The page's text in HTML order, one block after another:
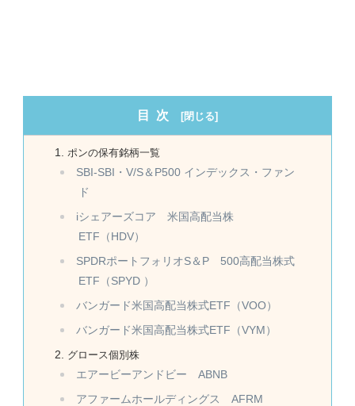
目次
ポンの保有銘柄一覧
SBI-SBI・V/S＆P500 インデックス・ファン
ド
iシェアーズコア 米国高配当株
ETF（HDV）
SPDRポートフォリオS＆P 500高配当株式
ETF（SPYD ）
バンガード米国高配当株式ETF（VOO）
バンガード米国高配当株式ETF（VYM）
グロース個別株
エアービーアンドビー ABNB
アファームホールディングス AFRM